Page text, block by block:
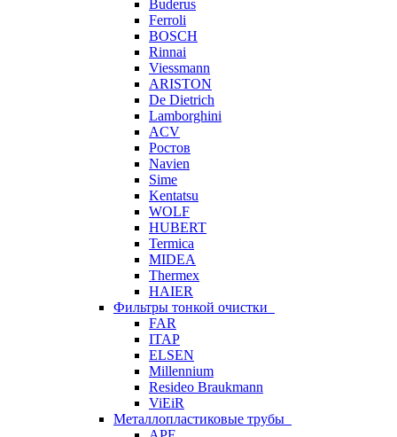
Buderus
Ferroli
BOSCH
Rinnai
Viessmann
ARISTON
De Dietrich
Lamborghini
ACV
Ростов
Navien
Sime
Kentatsu
WOLF
HUBERT
Termica
MIDEA
Thermex
HAIER
Фильтры тонкой очистки
FAR
ITAP
ELSEN
Millennium
Resideo Braukmann
ViEiR
Металлопластиковые трубы